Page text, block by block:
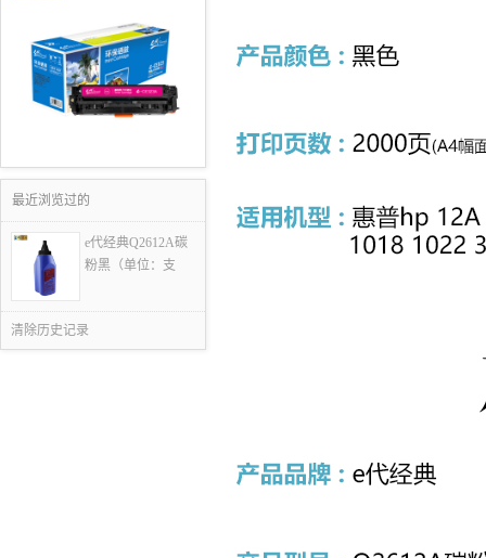
最近浏览过的
e代经典Q2612A碳
粉黑（单位：支
清除历史记录